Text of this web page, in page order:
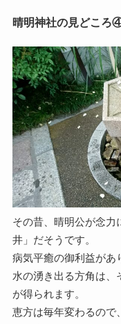
晴明神社の見どころ④
その昔、晴明公が念力
井」だそうです。
病気平癒の御利益があ
水の湧き出る方角は、
が得られます。
恵方は毎年変わるので